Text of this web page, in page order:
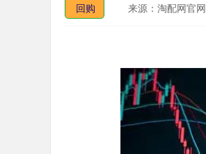
回购 来源：淘配网官网